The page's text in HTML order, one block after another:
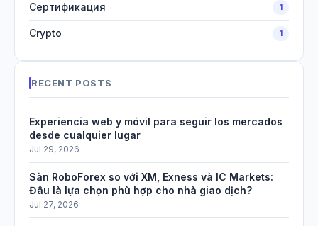
Сертификация 1
Crypto 1
RECENT POSTS
Experiencia web y móvil para seguir los mercados
desde cualquier lugar
Jul 29, 2026
Sàn RoboForex so với XM, Exness và IC Markets:
Đâu là lựa chọn phù hợp cho nhà giao dịch?
Jul 27, 2026